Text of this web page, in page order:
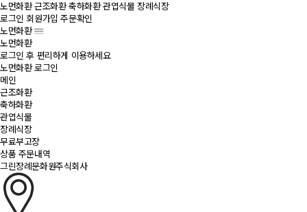
노먼화환근조화환축하화환관엽식물 장례식장
로그인 회원가입 주문확인
노먼화환
노먼화환
로그인 후 편리하게 이용하세요
노먼화환 로그인
메인
근조화환
축하화환
관엽식물
장례식장
무료부고장
상품 주문내역
그린장례문화원주식회사